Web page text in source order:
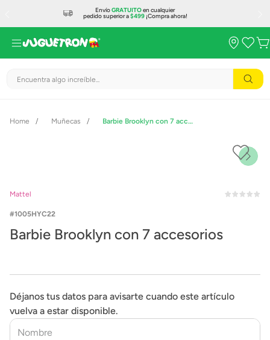
EnvíoGRATUITOen cualquier
pedido superior a$499¡Compra ahora!
Encuentra algo increíble...
Muñecas Barbie Brooklyn con 7 accesorios
Mattel
1005HYC22
Barbie Brooklyn con 7 accesorios
Déjanos tus datos para avisarte cuando este artículo
vuelva a estar disponible.